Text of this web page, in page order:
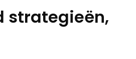
strategieën,